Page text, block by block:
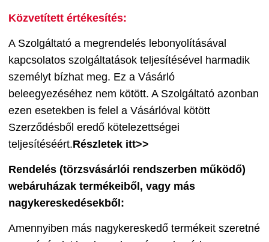
Közvetített értékesítés:
A Szolgáltató a megrendelés lebonyolításával
kapcsolatos szolgáltatások teljesítésével harmadik
személyt bízhat meg. Ez a Vásárló
beleegyezéséhez nem kötött. A Szolgáltató azonban
ezen esetekben is felel a Vásárlóval kötött
Szerződésből eredő kötelezettségei
teljesítéséért.Részletek itt>>
Rendelés (törzsvásárlói rendszerben működő)
webáruházak termékeiből, vagy más
nagykereskedésekből:
Amennyiben más nagykereskedő termékeit szeretné